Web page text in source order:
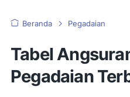
Beranda Pegadaian
Tabel
Pegadaian